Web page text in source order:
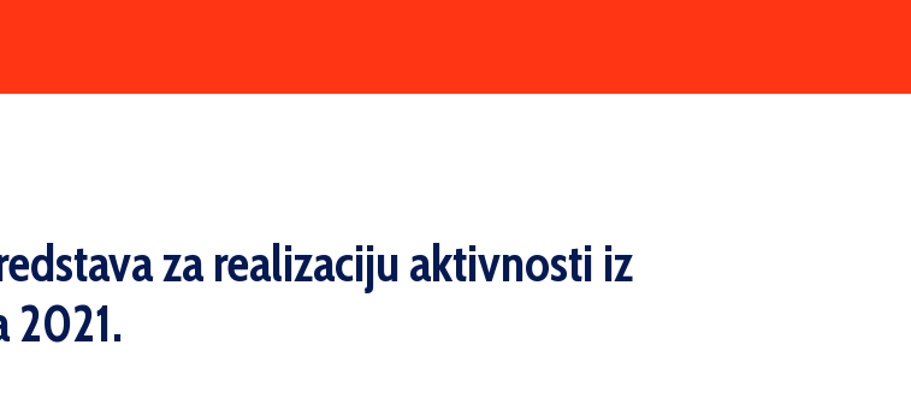
za realizaciju aktivnosti iz
2021.